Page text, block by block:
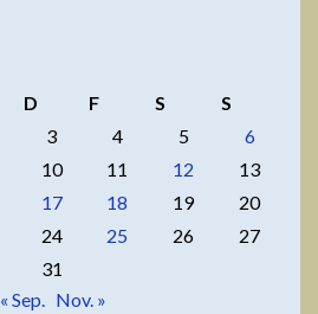
D F S
S
3 4 5
6
10 11 12
13
17 18 19
20
24 25 26
27
31
« Sep. Nov. »